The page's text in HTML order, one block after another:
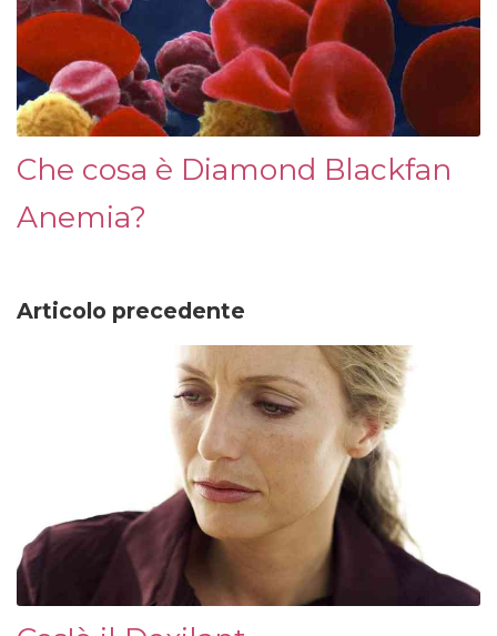
Che cosa è Diamond Blackfan
Anemia?
Articolo precedente